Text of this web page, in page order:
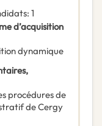
: 1
d’acquisition
dynamique
procédures de
de Cergy